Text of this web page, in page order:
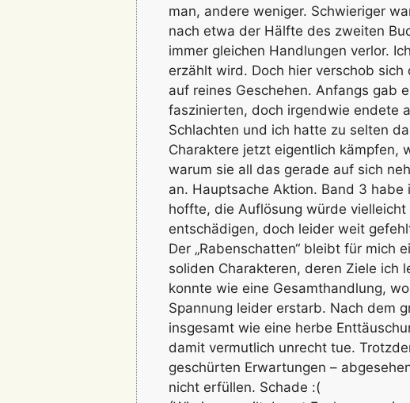
man, andere weniger. Schwieriger
nach etwa der Hälfte des zweiten
immer gleichen Handlungen verlor.
erzählt wird. Doch hier verschob
auf reines Geschehen. Anfangs gab
faszinierten, doch irgendwie endete
Schlachten und ich hatte zu selten
Charaktere jetzt eigentlich kämpfen,
warum sie all das gerade auf sich
an. Hauptsache Aktion. Band 3
hoffte, die Auflösung würde
entschädigen, doch leider weit
Der „Rabenschatten“ bleibt für mich
soliden Charakteren, deren Ziele ich
konnte wie eine Gesamthandlung,
Spannung leider erstarb. Nach dem
insgesamt wie eine herbe
damit vermutlich unrecht tue.
geschürten Erwartungen –
nicht erfüllen. Schade :(